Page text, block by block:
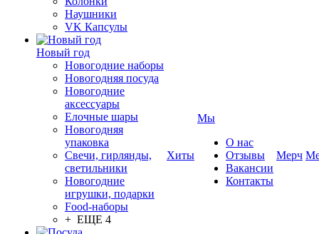
Наушники
VK Капсулы
Новый год
Новогодние наборы
Новогодняя посуда
Новогодние
аксессуары
Елочные шары
Новогодняя
упаковка
Свечи, гирлянды,
светильники
Новогодние
игрушки, подарки
Food-наборы
+ ЕЩЕ 4
Хиты
Мы
О нас
Отзывы
Вакансии
Контакты
Мерч